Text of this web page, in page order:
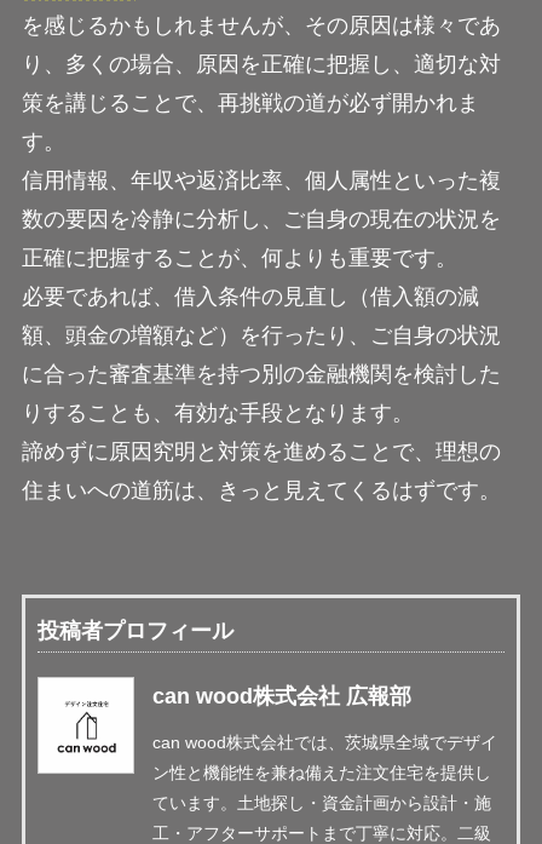
を感じるかもしれませんが、その原因は様々であ
り、多くの場合、原因を正確に把握し、適切な対
策を講じることで、再挑戦の道が必ず開かれま
す。
信用情報、年収や返済比率、個人属性といった複
数の要因を冷静に分析し、ご自身の現在の状況を
正確に把握することが、何よりも重要です。
必要であれば、借入条件の見直し（借入額の減
額、頭金の増額など）を行ったり、ご自身の状況
に合った審査基準を持つ別の金融機関を検討した
りすることも、有効な手段となります。
諦めずに原因究明と対策を進めることで、理想の
住まいへの道筋は、きっと見えてくるはずです。
投稿者プロフィール
can wood株式会社 広報部
can wood株式会社では、茨城県全域でデザイ
ン性と機能性を兼ね備えた注文住宅を提供し
ています。土地探し・資金計画から設計・施
工・アフターサポートまで丁寧に対応。二級